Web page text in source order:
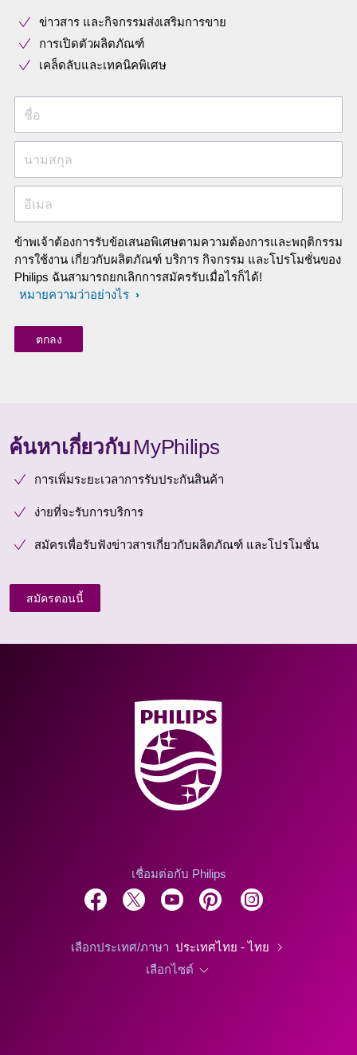
ข่าวสาร และกิจกรรมส่งเสริมการขาย
การเปิดตัวผลิตภัณฑ์
เคล็ดลับและเทคนิคพิเศษ
ชื่อ
นามสกุล
อีเมล
ข้าพเจ้าต้องการรับข้อเสนอพิเศษตามความต้องการและพฤติกรรม
การใช้งาน เกี่ยวกับผลิตภัณฑ์ บริการ กิจกรรม และโปรโมชั่นของ
Philips ฉันสามารถยกเลิกการสมัครรับเมื่อไรก็ได้!
หมายความว่าอย่างไร
ค้นหาเกี่ยวกับ MyPhilips
การเพิ่มระยะเวลาการรับประกันสินค้า
ง่ายที่จะรับการบริการ
สมัครเพื่อรับฟังข่าวสารเกี่ยวกับผลิตภัณฑ์ และโปรโมชั่น
สมัครตอนนี้
เชื่อมต่อกับ Philips
เลือกประเทศ/ภาษา ประเทศไทย - ไทย
เลือกไซต์